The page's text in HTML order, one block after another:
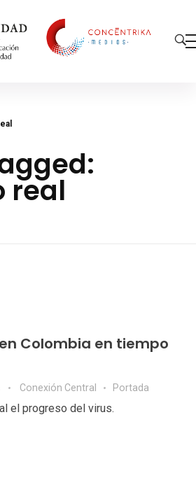
real
Colombia en tiempo
Conexión Central Portada
el progreso del virus.